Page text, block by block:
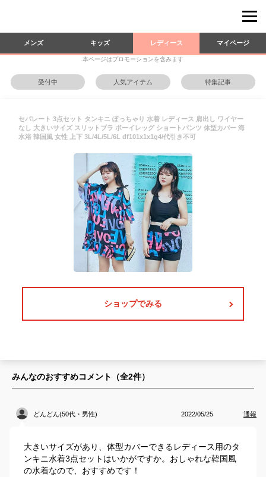
メンズ キッズ レディース マイページ
本ページはプロモーションを含みます
受付中 人気アイテム 特集記事
セパレート 3点セット タンキニ ぽっちゃり 水着 レディース 肩出し ワイヤー
なし 大きいサイズ スリットブラ ボーイレッグ ショートパンツ 体型カバー 海
水浴 韓国風 女性 上下 3L/4L/5L/6L df101x1x1g4/代引き不可
ショップでみる
みんなのおすすめコメント（全2件）
どんどん(50代・男性) 2022/05/25 通報
大きいサイズがあり、体型カバーできるレディース用のタ
ンキニ水着3点セットはいかがですか。おしゃれな韓国風
の水着なので、おすすめです！